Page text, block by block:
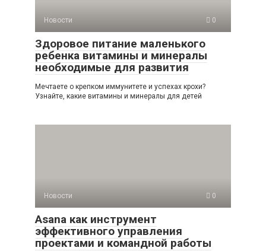
Новости 0
Здоровое питание маленького
ребенка витамины и минералы
необходимые для развития
Мечтаете о крепком иммунитете и успехах крохи?
Узнайте, какие витамины и минералы для детей
Новости 0
Asana как инструмент
эффективного управления
проектами и командной работы